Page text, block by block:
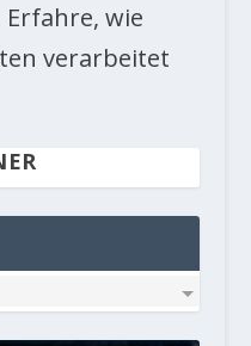
Erfahre, wie
verarbeitet